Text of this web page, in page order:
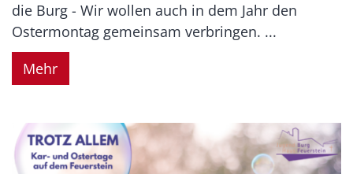
die Burg - Wir wollen auch in dem Jahr den
Ostermontag gemeinsam verbringen. ...
Mehr